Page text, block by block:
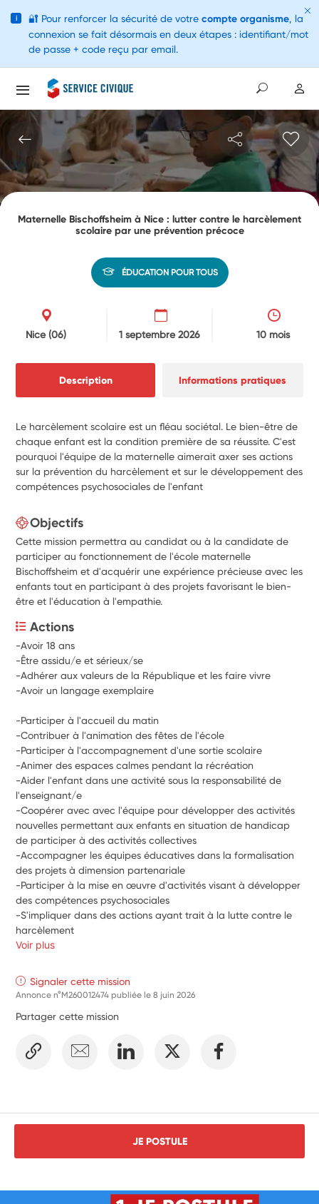
Maternelle Bischoffsheim à Nice : lutter contre le harcèlement
scolaire par une prévention précoce
ÉDUCATION POUR TOUS
Nice(06) 1 septembre 2026 10 mois
Description Informations pratiques
Le harcèlement scolaire est un fléau sociétal. Le bien-être de
chaque enfant est la condition première de sa réussite. C'est
pourquoi l'équipe de la maternelle aimerait axer ses actions
sur la prévention du harcèlement et sur le développement des
compétences psychosociales de l'enfant
Objectifs
Cette mission permettra au candidat ou à la candidate de
participer au fonctionnement de l'école maternelle
Bischoffsheim et d'acquérir une expérience précieuse avec les
enfants tout en participant à des projets favorisant le bien-
être et l'éducation à l'empathie.
Actions
-Avoir 18 ans
-Être assidu/e et sérieux/se
-Adhérer aux valeurs de la République et les faire vivre
-Avoir un langage exemplaire
-Participer à l'accueil du matin
-Contribuer à l'animation des fêtes de l'école
-Participer à l'accompagnement d'une sortie scolaire
-Animer des espaces calmes pendant la récréation
-Aider l'enfant dans une activité sous la responsabilité de
l'enseignant/e
-Coopérer avec avec l'équipe pour développer des activités
nouvelles permettant aux enfants en situation de handicap
de participer à des activités collectives
-Accompagner les équipes éducatives dans la formalisation
des projets à dimension partenariale
-Participer à la mise en œuvre d'activités visant à développer
des compétences psychosociales
-S'impliquer dans des actions ayant trait à la lutte contre le
Voir plus
Signaler cette mission
Annonce n°M260012474 publiée le8 juin 2026
Partager cette mission
JE POSTULE
i 🔐 Pour renforcer la sécurité de votre compte organisme, la
connexion se fait désormais en deux étapes : identifiant/mot
de passe + code reçu par email.